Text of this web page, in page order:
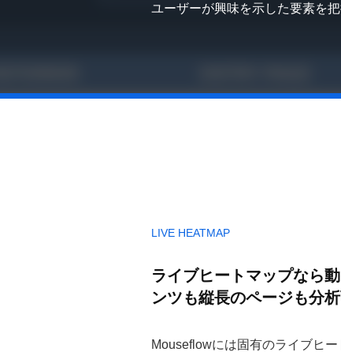
ユーザーが興味を示した要素を
LIVE HEATMAP
ライブヒートマップなら
ンツも縦長のページも分
Mouseflowには固有のライブヒ